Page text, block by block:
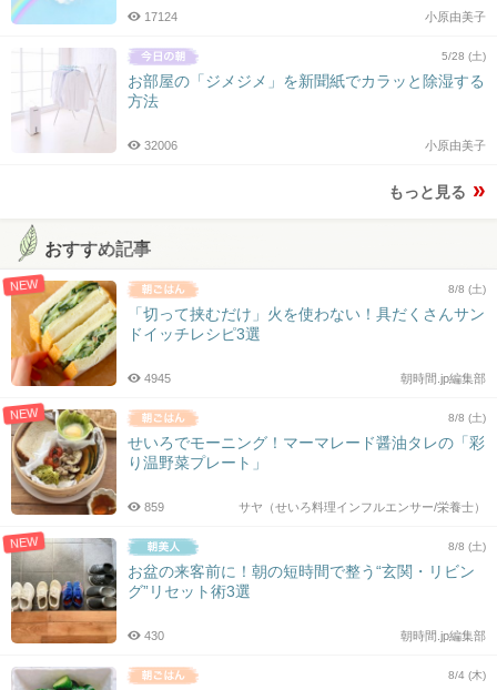
小原由美子
17124
5/28 (土)
お部屋の「ジメジメ」を新聞紙でカラッと除湿する
方法
小原由美子
32006
もっと見る
おすすめ記事
NEW 8/8 (土)
「切って挟むだけ」火を使わない！具だくさんサン
ドイッチレシピ3選
朝時間.jp編集部
4945
NEW 8/8 (土)
せいろでモーニング！マーマレード醤油タレの「彩
り温野菜プレート」
サヤ（せいろ料理インフルエンサー/栄養士）
859
NEW 8/8 (土)
お盆の来客前に！朝の短時間で整う“玄関・リビン
グ”リセット術3選
朝時間.jp編集部
430
8/4 (木)